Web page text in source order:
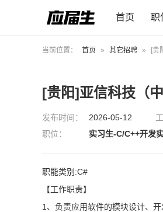
首页 职
当前位置： 首页 » 其它招聘 » [贵
[贵阳]亚信科技（
发布时间： 2026-05-12
职位：
实习生-C/C++开发
职能类别:C#
【工作职责】
1、负责应用软件的模块设计、开